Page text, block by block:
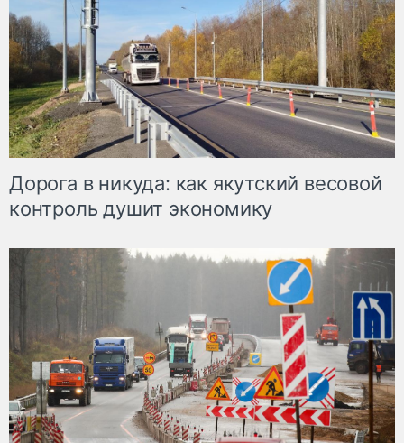
Дорога в никуда: как якутский весовой
контроль душит экономику